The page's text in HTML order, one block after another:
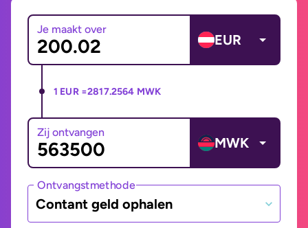
Je maakt over
EUR
1 EUR =2817.2564 MWK
Zij ontvangen
MWK
Ontvangstmethode
Contant geld ophalen